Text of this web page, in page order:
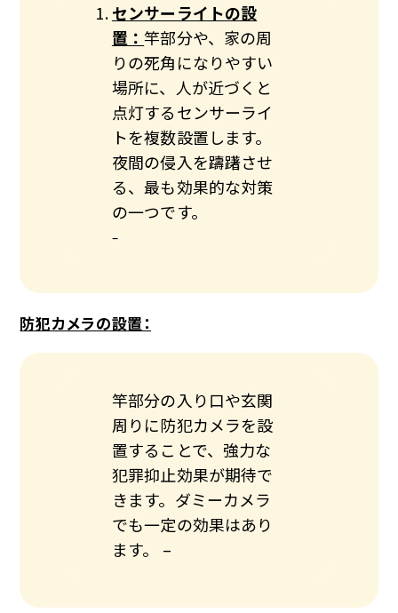
センサーライトの設
置：竿部分や、家の周
りの死角になりやすい
場所に、人が近づくと
点灯するセンサーライ
トを複数設置します。
夜間の侵入を躊躇させ
る、最も効果的な対策
の一つです。
–
防犯カメラの設置：
竿部分の入り口や玄関
周りに防犯カメラを設
置することで、強力な
犯罪抑止効果が期待で
きます。ダミーカメラ
でも一定の効果はあり
ます。 –